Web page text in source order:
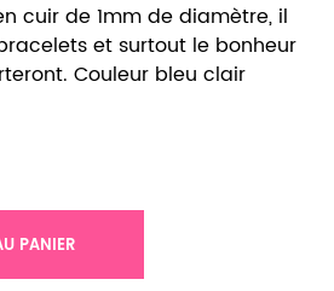
cuir de 1mm de diamètre, il
et surtout le bonheur
Couleur bleu clair
PANIER